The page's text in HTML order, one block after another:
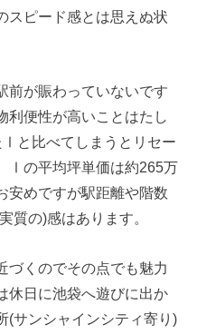
スピード感とは思えぬ状
前が賑わっていないです
利便性が高いことはたし
と比べてしまうとリセー
Ⅰの平均坪単価は約265万
めですが駅距離や階数
質の)感はあります。
づくのでその点でも魅力
休日に池袋へ遊びに出か
(サンシャインシティ寄り)